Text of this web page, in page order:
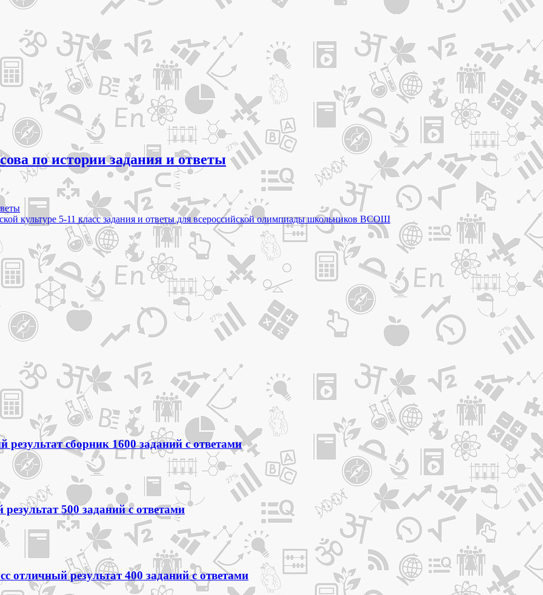
по истории задания и ответы
культуре 5-11 класс задания и ответы для всероссийской олимпиады школьников ВСОШ
сборник 1600 заданий с ответами
500 заданий с ответами
отличный результат 400 заданий с ответами